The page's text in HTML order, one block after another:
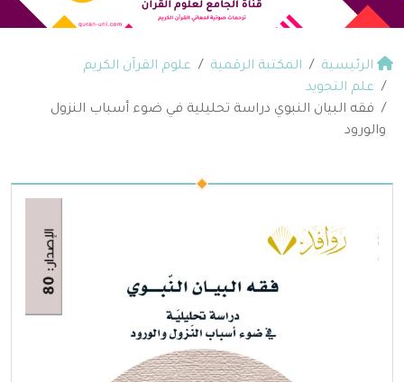
الرئيسية المكتبة الرقمية
علوم القرآن الكريم
علم التجويد
فقه البيان النبوي دراسة تحليلية في ضوء أسباب النزول
والورود